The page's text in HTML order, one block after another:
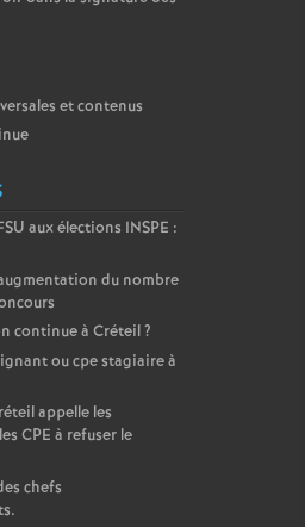
et contenus
aux élections INSPE :
du nombre
continue à Créteil?
ou cpe stagiaire à
appelle les
CPE à refuser le
chefs